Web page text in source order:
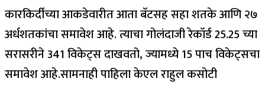
कारकिर्दीच्या आकडेवारीत आता बॅटसह सहा शतके आणि २७
अर्धशतकांचा समावेश आहे. त्याचा गोलंदाजी रेकॉर्ड 25.25 च्या
सरासरीने 341 विकेट्स दाखवतो, ज्यामध्ये 15 पाच विकेट्सचा
समावेश आहे.सामनाही पाहिलाकेएल राहुलकसोटी